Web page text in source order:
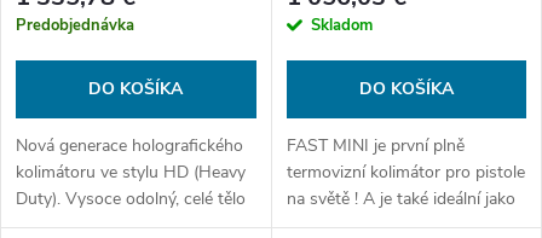
Predobjednávka
DO KOŠÍKA
Nová generace holografického
kolimátoru ve stylu HD (Heavy
Duty). Vysoce odolný, celé tělo
z hliníku, atutomatický kontrast
Skladom
DO KOŠÍKA
FAST MINI je první plně
termovizní kolimátor pro pistole
na světě ! A je také ideální jako
sekundární optika pro